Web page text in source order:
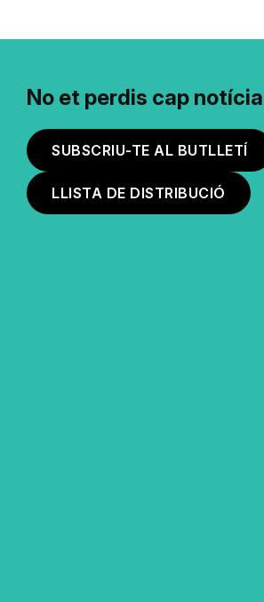
No et perdis cap notícia
SUBSCRIU-TE AL BUTLLETÍ
LLISTA DE DISTRIBUCIÓ